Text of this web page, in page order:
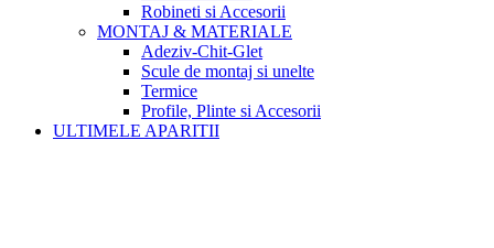
Robineti si Accesorii
MONTAJ & MATERIALE
Adeziv-Chit-Glet
Scule de montaj si unelte
Termice
Profile, Plinte si Accesorii
ULTIMELE APARITII